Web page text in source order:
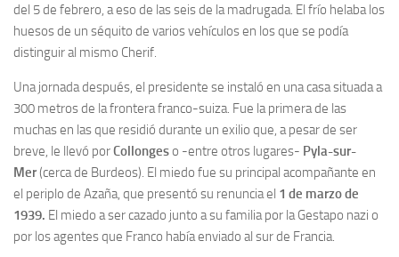
del 5 de febrero, a eso de las seis de la madrugada. El frío helaba los
huesos de un séquito de varios vehículos en los que se podía
distinguir al mismo Cherif.
Una jornada después, el presidente se instaló en una casa situada a
300 metros de la frontera franco-suiza. Fue la primera de las
muchas en las que residió durante un exilio que, a pesar de ser
breve, le llevó porCollongeso -entre otros lugares- Pyla-sur-
Mer(cerca de Burdeos). El miedo fue su principal acompañante en
el periplo de Azaña, que presentó su renuncia el 1 de marzo de
1939. El miedo a ser cazado junto a su familia por la Gestapo nazi o
por los agentes que Franco había enviado al sur de Francia.